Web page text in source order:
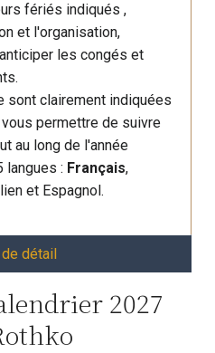
fériés indiqués ,
et l'organisation,
les congés et
sont clairement indiquées
permettre de suivre
au long de l'année
langues : Français,
et Espagnol.
détail
2027